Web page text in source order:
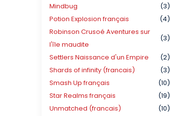
Mindbug
(3)
Potion Explosion français
(4)
Robinson Crusoé Aventures sur
l'île maudite
(3)
Settlers Naissance d'un Empire
(2)
Shards of infinity (francais)
(3)
Smash Up français
(10)
Star Realms français
(19)
Unmatched (francais)
(10)